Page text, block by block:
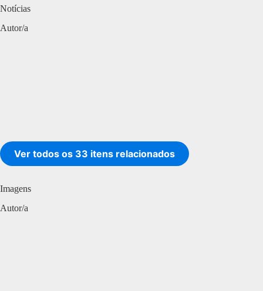
Notícias
Autor/a
Ver todos os 33 itens relacionados
Imagens
Autor/a